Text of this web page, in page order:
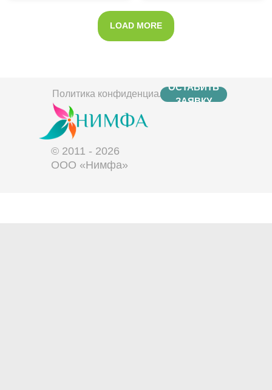
LOAD MORE
Политика конфиденциальности
© 2011 - 2026
ООО «Нимфа»
ОСТАВИТЬ
ЗАЯВКУ